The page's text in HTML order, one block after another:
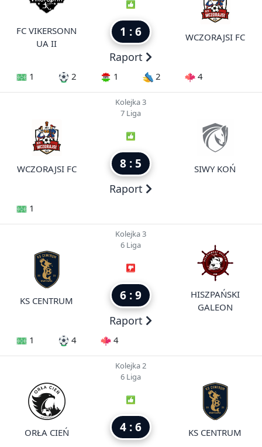
FC VIKERSONN
UA II
1 : 6
Raport
WCZORAJSI FC
1 2 1 2 4
WCZORAJSI FC
Kolejka 3
7 Liga
8 : 5
Raport
SIWY KOŃ
1
KS CENTRUM
Kolejka 3
6 Liga
6 : 9
Raport
HISZPAŃSKI
GALEON
1 4 4
ORŁA CIEŃ
Kolejka 2
6 Liga
4 : 6 KS CENTRUM